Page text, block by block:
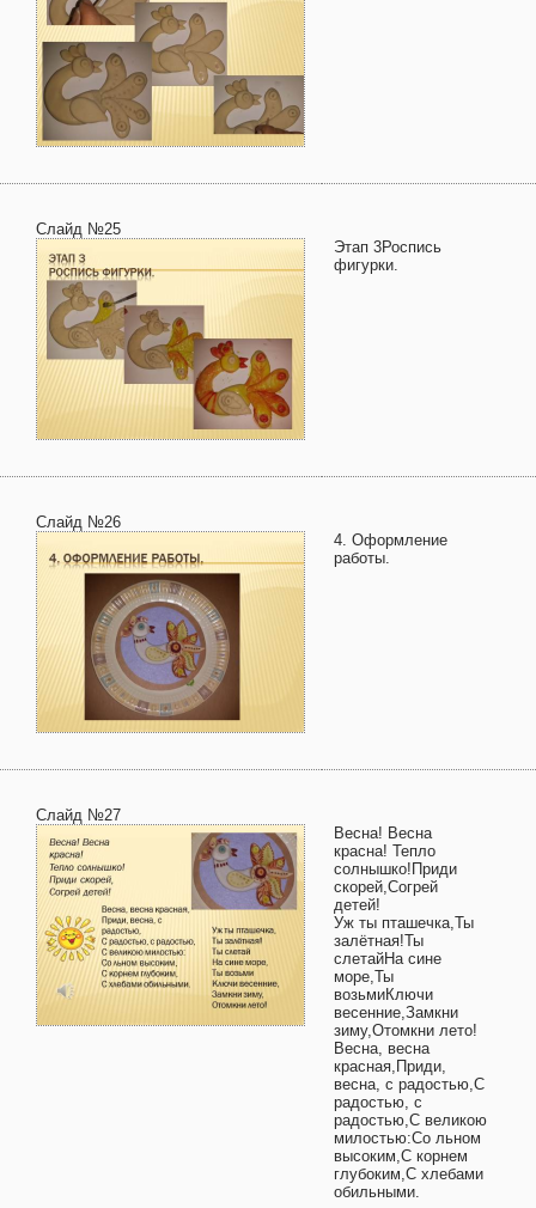
Слайд №25
Этап 3Роспись
фигурки.
Слайд №26
4. Оформление
работы.
Слайд №27
Весна! Весна
красна! Тепло
солнышко!Приди
скорей,Согрей
детей!
Уж ты пташечка,Ты
залётная!Ты
слетайНа сине
море,Ты
возьмиКлючи
весенние,Замкни
зиму,Отомкни лето!
Весна, весна
красная,Приди,
весна, с радостью,С
радостью, с
радостью,С великою
милостью:Сo льном
высоким,С корнем
глубоким,С хлебами
обильными.